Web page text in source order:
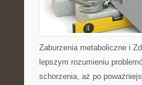
Zaburzenia metaboliczne i
lepszym rozumieniu
schorzenia, aż po